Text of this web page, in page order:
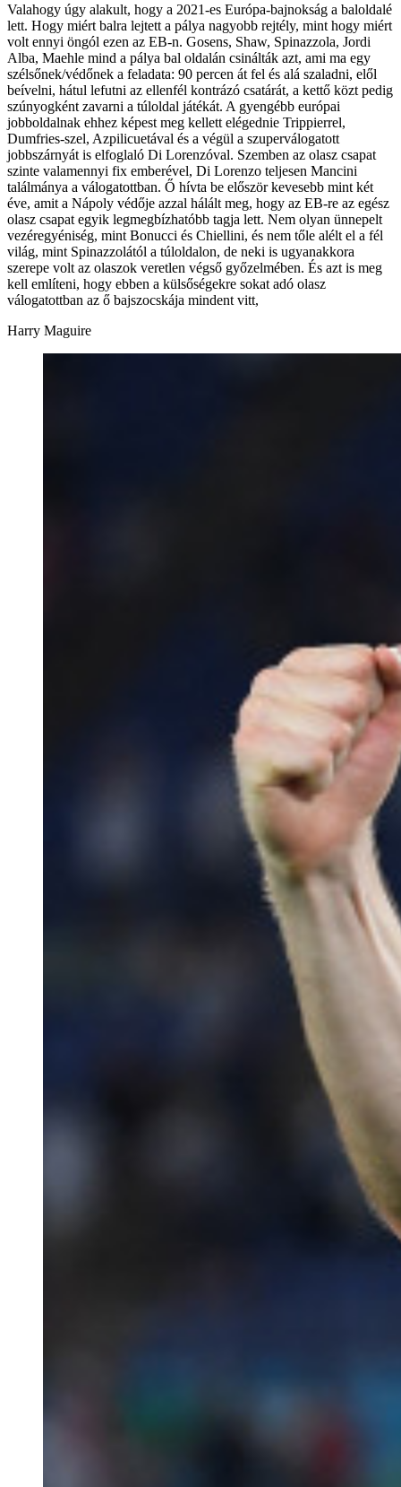
Valahogy úgy alakult, hogy a 2021-es Európa-bajnokság a baloldalé
lett. Hogy miért balra lejtett a pálya nagyobb rejtély, mint hogy miért
volt ennyi öngól ezen az EB-n. Gosens, Shaw, Spinazzola, Jordi
Alba, Maehle mind a pálya bal oldalán csinálták azt, ami ma egy
szélsőnek/védőnek a feladata: 90 percen át fel és alá szaladni, elől
beívelni, hátul lefutni az ellenfél kontrázó csatárát, a kettő közt pedig
szúnyogként zavarni a túloldal játékát. A gyengébb európai
jobboldalnak ehhez képest meg kellett elégednie Trippierrel,
Dumfries-szel, Azpilicuetával és a végül a szuperválogatott
jobbszárnyát is elfoglaló Di Lorenzóval. Szemben az olasz csapat
szinte valamennyi fix emberével, Di Lorenzo teljesen Mancini
találmánya a válogatottban. Ő hívta be először kevesebb mint két
éve, amit a Nápoly védője azzal hálált meg, hogy az EB-re az egész
olasz csapat egyik legmegbízhatóbb tagja lett. Nem olyan ünnepelt
vezéregyéniség, mint Bonucci és Chiellini, és nem tőle alélt el a fél
világ, mint Spinazzolától a túloldalon, de neki is ugyanakkora
szerepe volt az olaszok veretlen végső győzelmében. És azt is meg
kell említeni, hogy ebben a külsőségekre sokat adó olasz
válogatottban az ő bajszocskája mindent vitt,
Harry Maguire